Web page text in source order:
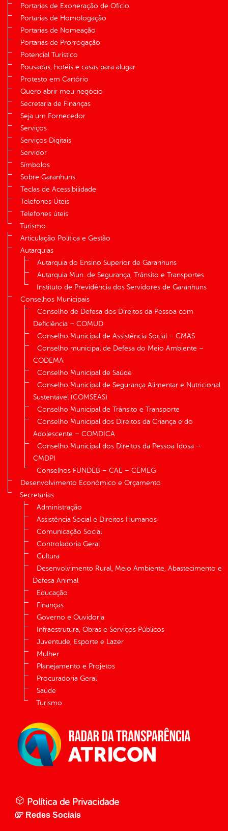
Portarias de Exoneração de Ofício
Portarias de Homologação
Portarias de Nomeação
Portarias de Prorrogação
Potencial Turístico
Pousadas, hotéis e casas para alugar
Protesto em Cartório
Quero abrir meu negócio
Secretaria de Finanças
Seja um Fornecedor
Serviços
Serviços Digitais
Servidor
Símbolos
Sobre Garanhuns
Teclas de Acessibilidade
Telefones Úteis
Telefones úteis
Turismo
Articulação Política e Gestão
Autarquias
Autarquia do Ensino Superior de Garanhuns
Autarquia Mun. de Segurança, Trânsito e Transportes
Instituto de Previdência dos Servidores de Garanhuns
Conselhos Municipais
Conselho de Defesa dos Direitos da Pessoa com
Deficiência – COMUD
Conselho Municipal de Assistência Social – CMAS
Conselho municipal de Defesa do Meio Ambiente –
CODEMA
Conselho Municipal de Saúde
Conselho Municipal de Segurança Alimentar e Nutricional
Sustentável (COMSEAS)
Conselho Municipal de Trânsito e Transporte
Conselho Municipal dos Direitos da Criança e do
Adolescente – COMDICA
Conselho Municipal dos Direitos da Pessoa Idosa –
CMDPI
Conselhos FUNDEB – CAE – CEMEG
Desenvolvimento Econômico e Orçamento
Secretarias
Administração
Assistência Social e Direitos Humanos
Comunicação Social
Controladoria Geral
Cultura
Desenvolvimento Rural, Meio Ambiente, Abastecimento e
Defesa Animal
Educação
Finanças
Governo e Ouvidoria
Infraestrutura, Obras e Serviços Públicos
Juventude, Esporte e Lazer
Mulher
Planejamento e Projetos
Procuradoria Geral
Saúde
Turismo
Política de Privacidade
Redes Sociais